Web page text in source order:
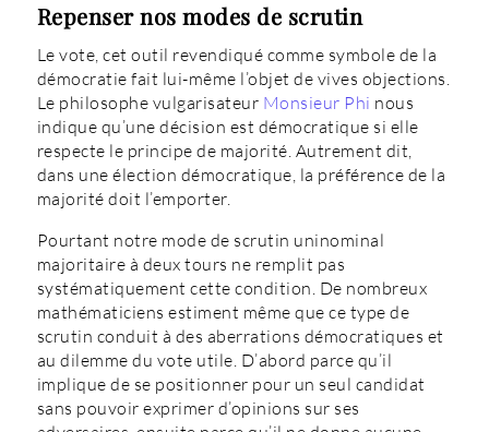
Repenser nos modes de scrutin
Le vote, cet outil revendiqué comme symbole de la
démocratie fait lui-même l’objet de vives objections.
Le philosophe vulgarisateur Monsieur Phi nous
indique qu’une décision est démocratique si elle
respecte le principe de majorité. Autrement dit,
dans une élection démocratique, la préférence de la
majorité doit l’emporter.
Pourtant notre mode de scrutin uninominal
majoritaire à deux tours ne remplit pas
systématiquement cette condition. De nombreux
mathématiciens estiment même que ce type de
scrutin conduit à des aberrations démocratiques et
au dilemme du vote utile. D’abord parce qu’il
implique de se positionner pour un seul candidat
sans pouvoir exprimer d’opinions sur ses